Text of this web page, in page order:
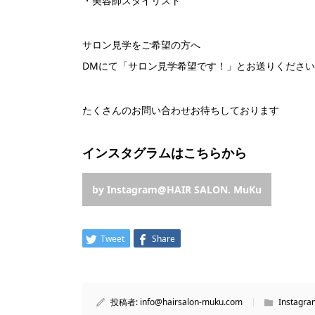
︎サロン見学をご希望の方へ
DMにて「サロン見学希望です！」とお送りくださ
たくさんのお問い合わせお待ちしております
インスタグラムはこちらから
by Instagram@HAIR SALON. MuKu
Tweet Share
投稿者: info@hairsalon-muku.com